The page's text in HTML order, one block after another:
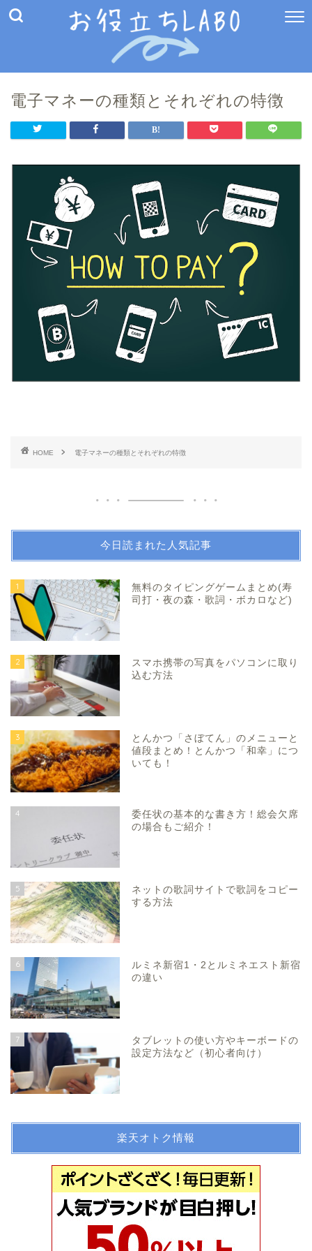
電子マネーの種類とそれぞれの特徴
HOME 電子マネーの種類とそれぞれの特徴
今日読まれた人気記事
1
無料のタイピングゲームまとめ(寿
司打・夜の森・歌詞・ボカロなど)
2
スマホ携帯の写真をパソコンに取り
込む方法
3
とんかつ「さぼてん」のメニューと
値段まとめ！とんかつ「和幸」につ
いても！
4
委任状の基本的な書き方！総会欠席
の場合もご紹介！
5
ネットの歌詞サイトで歌詞をコピー
する方法
6
ルミネ新宿1・2とルミネエスト新宿
の違い
7
タブレットの使い方やキーボードの
設定方法など（初心者向け）
楽天オトク情報